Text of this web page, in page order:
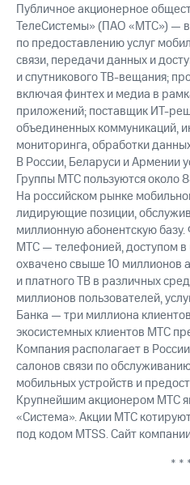
Публичное акционерное
ТелеСистемы» (ПАО «МТС») —
по предоставлению услуг
связи, передачи данных и
и спутникового ТВ-вещания;
включая финтех и медиа в
приложений; поставщик ИТ-
объединенных коммуникаций,
мониторинга, обработки
В России, Беларуси и Армении
Группы МТС пользуются около
На российском рынке
лидирующие позиции,
миллионную абонентскую
МТС — телефонией, доступом
охвачено свыше 10 миллионов
и платного ТВ в различных
миллионов пользователей,
Банка — три миллиона
экосистемных клиентов МТС
Компания располагает в
салонов связи по
мобильных устройств и
Крупнейшим акционером МТС
«Система». Акции МТС
под кодом MTSS. Сайт
* *